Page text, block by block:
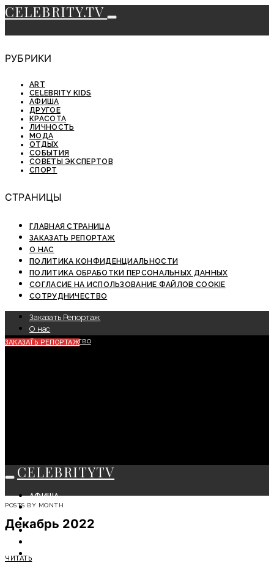
CELEBRITY.TV
РУБРИКИ
ART
CELEBRITY KIDS
АФИША
ДРУГОЕ
КРАСОТА
ЛИЧНОСТЬ
МОДА
ОТДЫХ
СОБЫТИЯ
СОВЕТЫ ЭКСПЕРТОВ
СПОРТ
СТРАНИЦЫ
ГЛАВНАЯ СТРАНИЦА
ЗАКАЗАТЬ РЕПОРТАЖ
О НАС
ПОЛИТИКА КОНФИДЕНЦИАЛЬНОСТИ
ПОЛИТИКА ОБРАБОТКИ ПЕРСОНАЛЬНЫХ ДАННЫХ
СОГЛАСИЕ НА ИСПОЛЬЗОВАНИЕ ФАЙЛОВ COOKIE
СОТРУДНИЧЕСТВО
Заказать Репортаж
О нас
Сотрудничество
ЗАКАЗАТЬ РЕПОРТАЖ
CELEBRITYTV
АФИША
СОБЫТИЯ
КРАСОТА
МОДА
POSTS BY MONTH
Декабрь 2022
ЧИТАТЬ